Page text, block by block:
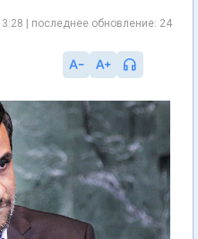
| последнее обновление: 24